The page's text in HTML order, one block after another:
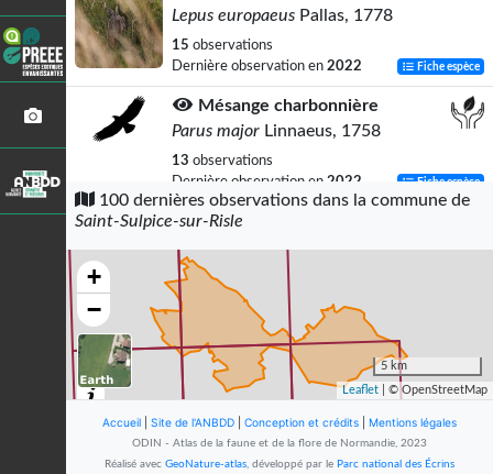
Lepus europaeus Pallas, 1778
15 observations
Dernière observation en 2022 Fiche espèce
Mésange charbonnière
Parus major Linnaeus, 1758
13 observations
Dernière observation en 2022 Fiche espèce
Merle noir
Turdus merulaLinnaeus, 1758
12 observations
Dernière observation en
Pigeon ramier
Columba palumbus
Linnaeus, 1758
11
observations
Grenouille verte (La)
100 dernières observations dans la commune de
Saint-Sulpice-sur-Risle
+
−
5 km
Leaflet | © OpenStreetMap
Accueil Site de l'ANBDD Conception et crédits Mentions légales
ODIN - Atlas de la faune et de la flore de Normandie, 2023
Réalisé avec GeoNature-atlas, développé par le Parc national des Écrins